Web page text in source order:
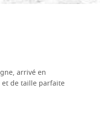
arrivé en
de taille parfaite